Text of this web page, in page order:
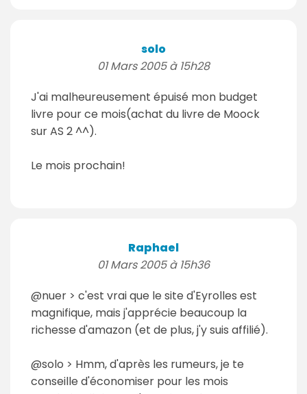
solo
01 Mars 2005 à 15h28
J'ai malheureusement épuisé mon budget
livre pour ce mois(achat du livre de Moock
sur AS 2 ^^).
Le mois prochain!
Raphael
01 Mars 2005 à 15h36
@nuer > c'est vrai que le site d'Eyrolles est
magnifique, mais j'apprécie beaucoup la
richesse d'amazon (et de plus, j'y suis affilié).
@solo > Hmm, d'après les rumeurs, je te
conseille d'économiser pour les mois